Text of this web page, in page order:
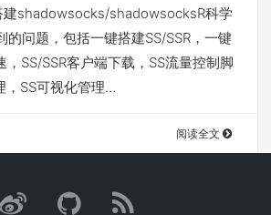
建shadowsocks/shadowsocksR科学
的问题，包括一键搭建SS/SSR，一键
，SS/SSR客户端下载，SS流量控制脚
，SS可视化管理…
阅读全文